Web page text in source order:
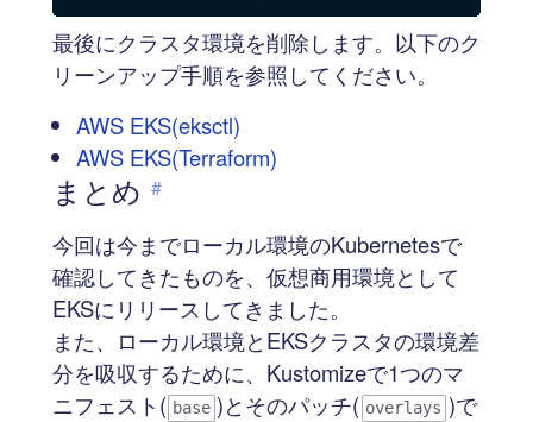
最後にクラスタ環境を削除します。以下のク
リーンアップ手順を参照してください。
AWS EKS(eksctl)
AWS EKS(Terraform)
まとめ #
今回は今までローカル環境のKubernetesで
確認してきたものを、仮想商用環境として
EKSにリリースしてきました。
また、ローカル環境とEKSクラスタの環境差
分を吸収するために、Kustomizeで1つのマ
ニフェスト( base )とそのパッチ( overlays )で